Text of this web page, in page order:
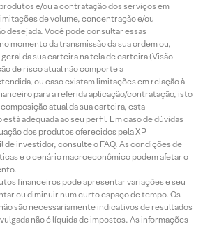
e/ou a contratação dos serviços em
de volume, concentração e/ou
desejada. Você pode consultar essas
momento da transmissão da sua ordem ou,
da sua carteira na tela de carteira (Visão
de risco atual não comporte a
ou caso existam limitações em relação à
para a referida aplicação/contratação, isto
atual da sua carteira, esta
adequada ao seu perfil. Em caso de dúvidas
dos produtos oferecidos pela XP
de investidor, consulte o FAQ. As condições de
e o cenário macroeconômico podem afetar o
financeiros pode apresentar variações e seu
ou diminuir num curto espaço de tempo. Os
são necessariamente indicativos de resultados
não é líquida de impostos. As informações